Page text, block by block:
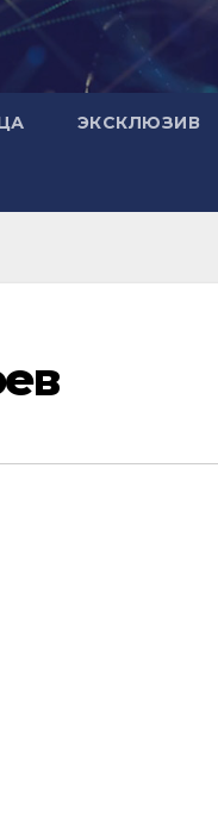
ЭКСКЛЮЗИВ